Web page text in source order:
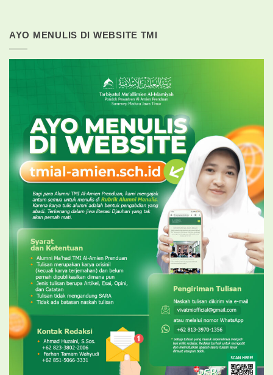
AYO MENULIS DI WEBSITE TMI